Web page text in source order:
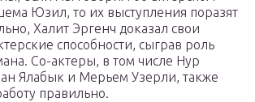
Юзил, то их выступления поразят
Халит Эргенч доказал свои
способности, сыграв роль
Со-актеры, в том числе Нур
Ялабык и Мерьем Узерли, также
правильно.